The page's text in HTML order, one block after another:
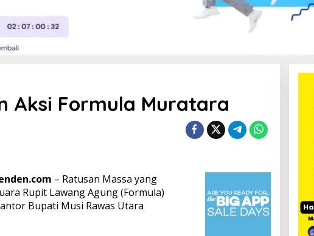
Aksi Formula Muratara
– Ratusan Massa yang
Rupit Lawang Agung (Formula)
Bupati Musi Rawas Utara